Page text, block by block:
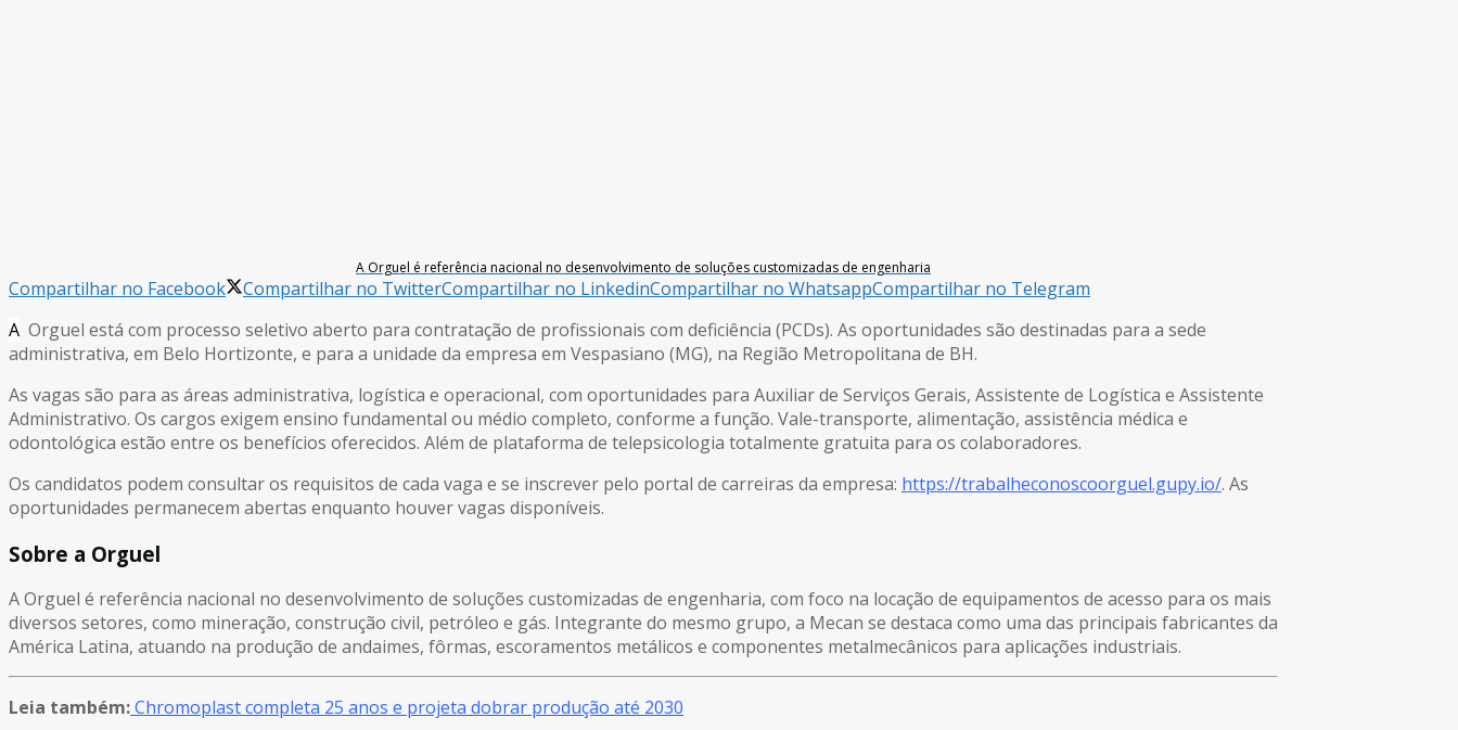
A Orguel é referência nacional no desenvolvimento de soluções customizadas de engenharia
Compartilhar no Facebook Compartilhar no TwitterCompartilhar no LinkedinCompartilhar no WhatsappCompartilhar no Telegram
A Orguel está com processo seletivo aberto para contratação de profissionais com deficiência (PCDs). As oportunidades são destinadas para a sede
administrativa, em Belo Hortizonte, e para a unidade da empresa em Vespasiano (MG), na Região Metropolitana de BH.
As vagas são para as áreas administrativa, logística e operacional, com oportunidades para Auxiliar de Serviços Gerais, Assistente de Logística e Assistente
Administrativo. Os cargos exigem ensino fundamental ou médio completo, conforme a função. Vale-transporte, alimentação, assistência médica e
odontológica estão entre os benefícios oferecidos. Além de plataforma de telepsicologia totalmente gratuita para os colaboradores.
Os candidatos podem consultar os requisitos de cada vaga e se inscrever pelo portal de carreiras da empresa: https://trabalheconoscoorguel.gupy.io/. As
oportunidades permanecem abertas enquanto houver vagas disponíveis.
Sobre a Orguel
A Orguel é referência nacional no desenvolvimento de soluções customizadas de engenharia, com foco na locação de equipamentos de acesso para os mais
diversos setores, como mineração, construção civil, petróleo e gás. Integrante do mesmo grupo, a Mecan se destaca como uma das principais fabricantes da
América Latina, atuando na produção de andaimes, fôrmas, escoramentos metálicos e componentes metalmecânicos para aplicações industriais.
Leia também:Chromoplast completa 25 anos e projeta dobrar produção até 2030